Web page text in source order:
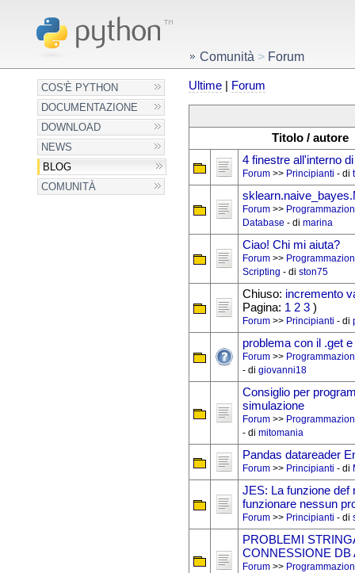
COS'È PYTHON
DOCUMENTAZIONE
DOWNLOAD
NEWS
BLOG
COMUNITÀ
Comunità > Forum
Ultime| Forum
Titolo / autore
4 finestre all'interno
Forum>> Principianti - di
Forum>>
Database - di marina
Ciao! Chi mi aiuta?
Forum>>
Scripting - di ston75
Chiuso: incremento
Pagina: 1 2 3)
Forum>> Principianti - di
problema con il .get
Forum>>
- di giovanni18
Consiglio per
simulazione
Forum>>
- di mitomania
Pandas datareader
Forum>> Principianti - di
JES: La funzione def
funzionare nessun
Forum>> Principianti - di
PROBLEMI
CONNESSIONE DB
Forum>>